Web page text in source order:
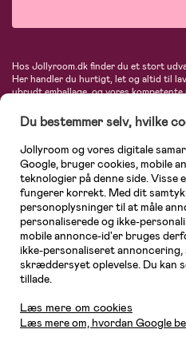
Hos Jollyroom.dk finder du et stort
Her handler du hurtigt, let og altid til
ubrudt emballage, og vores
barnevogne, autostole, børne- og
mødre, indretning og inspiration,
tilbyder produkter fra velkendte
Jogger, BabyBjörn, Didriksons,
Cybex, LEGO og mange flere. Kort
Du bestemmer selv, hvilke
Jollyroom og vores digitale
Google, bruger cookies, mobile
teknologier på denne side. Visse
fungerer korrekt. Med dit
personoplysninger til at måle
personaliserede og ikke-
mobile annonce-id'er bruges
ikke-personaliseret annoncering,
skræddersyet oplevelse. Du kan
tillade.
Læs mere om cookies
Læs mere om, hvordan Google